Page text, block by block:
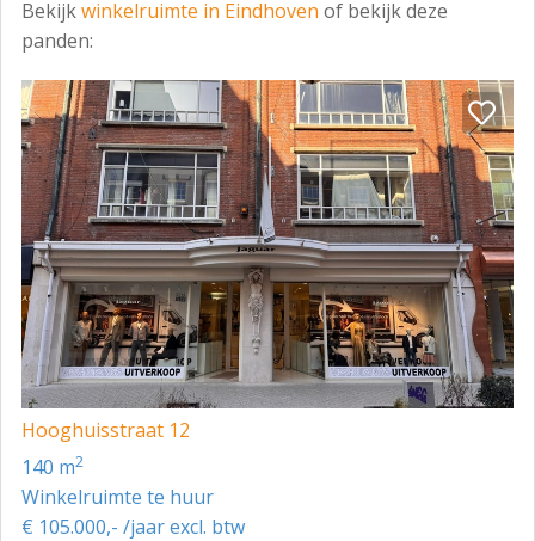
Bekijkwinkelruimte in Eindhoven of bekijk deze
panden:
Hooghuisstraat 12
140 m2
Winkelruimte te huur
€ 105.000,- /jaar excl. btw